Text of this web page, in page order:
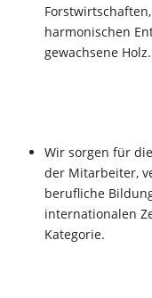
harmonischen
gewachsene Holz.
Wir sorgen für
der Mitarbeiter,
berufliche
internationalen
Kategorie.